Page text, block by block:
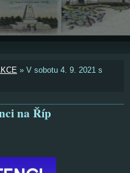
» V sobotu 4. 9. 2021 s
na Říp